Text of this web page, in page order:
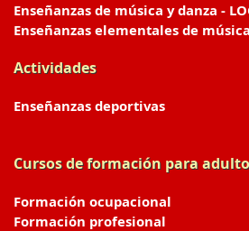
Enseñanzas de música y danza -
Enseñanzas elementales de
Actividades
Enseñanzas deportivas
Cursos de formación para
Formación ocupacional
Formación profesional